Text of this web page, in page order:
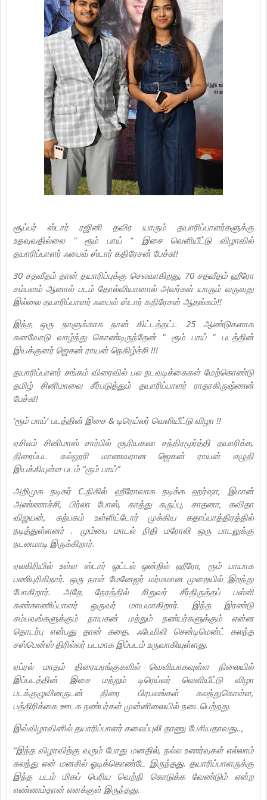
சூப்பர் ஸ்டார் ரஜினி தவிர யாரும் தயாரிப்பாளர்களுக்கு
உதவுவதில்லை " ரூம் பாய் " இசை வெளியீட்டு விழாவில்
தயாரிப்பாளர் ஃபைவ் ஸ்டார் கதிரேசன் பேச்சு!!
30 சதவீதம் தான் தயாரிப்புக்கு செலவாகிறது, 70 சதவீதம் ஹீரோ
சம்பளம் ஆனால் படம் தோல்வியானால் அவர்கள் யாரும் வருவது
இல்லை தயாரிப்பாளர் ஃபைவ் ஸ்டார் கதிரேசன் ஆதங்கம்!!
இந்த ஒரு நாளுக்காக நான் கிட்டத்தட்ட 25 ஆண்டுகளாக
கனவோடு வாழ்ந்து கொண்டிருந்தேன் " ரூம் பாய் " படத்தின்
இயக்குனர் ஜெகன் ராயன் நெகிழ்ச்சி !!!
தயாரிப்பாளர் சங்கம் விரைவில் பல நடவடிக்கைகள் மேற்கொண்டு
தமிழ் சினிமாவை சீர்படுத்தும் தயாரிப்பாளர் ராதாகிருஷ்ணன்
பேச்சு!!
‘ரூம் பாய்’ படத்தின் இசை & டிரெய்லர் வெளியீட்டு விழா !!
ஏசிஎம் சினிமாஸ் சார்பில் சூரியகலா சந்திரமூர்த்தி தயாரிக்க,
திரைப்பட கல்லூரி மாணவரான ஜெகன் ராயன் எழுதி
இயக்கியுள்ள படம் “ரூம் பாய்”
அறிமுக நடிகர் C.நிகில் ஹீரோவாக நடிக்க ஹர்ஷா, இமான்
அண்ணாச்சி, பிர்லா போஸ், காத்து கருப்பு, சாதனா, கவிதா
விஜயன், கற்பகம் உள்ளிட்டோர் முக்கிய கதாப்பாத்திரத்தில்
நடித்துள்ளனர் . மும்பை மாடல் நிதி மரோலி ஒரு பாடலுக்கு
நடனமாடி இருக்கிறார்.
ஏலகிரியில் உள்ள ஸ்டார் ஓட்டல் ஒன்றில் ஹீரோ, ரூம் பாயாக
பணிபுரிகிறார். ஒரு நாள் மேனேஜர் மர்மமான முறையில் இறந்து
போகிறார். அதே நேரத்தில் சிறுவர் சீர்திருத்தப் பள்ளி
கண்காணிப்பாளர் ஒருவர் மாயமாகிறார். இந்த இரண்டு
சம்பவங்களுக்கும் நாயகன் மற்றும் நண்பர்களுக்கும் என்ன
தொடர்பு என்பது தான் கதை. ஃபேமிலி சென்டிமென்ட் கலந்த
சஸ்பென்ஸ் திரில்லர் படமாக இப்படம் உருவாகியுள்ளது.
ஏப்ரல் மாதம் திரையரங்குகளில் வெளியாகவுள்ள நிலையில்
இப்படத்தின் இசை மற்றும் டிரெய்லர் வெளியீட்டு விழா
படக்குழுவினருடன் திரை பிரபலங்கள் கலந்துகொள்ள,
பத்திரிக்கை ஊடக நண்பர்கள் முன்னிலையில் நடைபெற்றது.
இவ்விழாவினில் தயாரிப்பாளர் கலைப்புலி தாணு பேசியதாவது..,
“இந்த விழாவிற்கு வரும் போது மனதில், நல்ல உணர்வுகள் எல்லாம்
கலந்து என் மனசில் ஓடிக்கொண்டே இருந்தது. தயாரிப்பாளருக்கு
இந்த படம் மிகப் பெரிய வெற்றி கொடுக்க வேண்டும் என்ற
எண்ணம்தான் எனக்குள் இருந்தது.